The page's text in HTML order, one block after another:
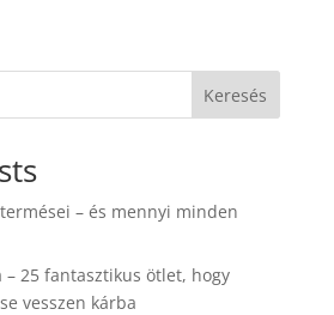
Keresés
– és mennyi minden
25 fantasztikus ötlet, hogy
vesszen kárba